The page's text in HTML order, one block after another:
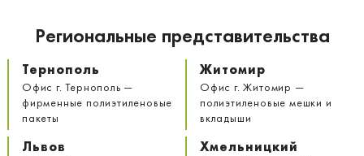
Региональные представительства
Тернополь
Офис г. Тернополь —
фирменные полиэтиленовые
пакеты
Житомир
Офис г. Житомир —
полиэтиленовые мешки и
вкладыши
Львов Хмельницкий